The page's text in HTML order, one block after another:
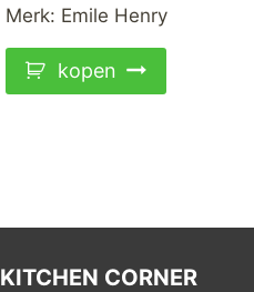
Merk: Emile Henry
kopen
KITCHEN CORNER